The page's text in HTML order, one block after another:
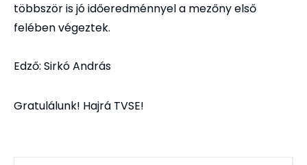
többször is jó időeredménnyel a mezőny első
felében végeztek.
Edző: Sirkó András
Gratulálunk! Hajrá TVSE!